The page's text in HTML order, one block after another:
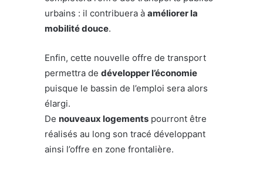
urbains : il contribuera à améliorer la
mobilité douce.
Enfin, cette nouvelle offre de transport
permettra de développer l’économie
puisque le bassin de l’emploi sera alors
élargi.
De nouveaux logements pourront être
réalisés au long son tracé développant
ainsi l’offre en zone frontalière.